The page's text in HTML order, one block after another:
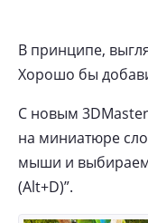
В принципе,
Хорошо бы
С новым
на миниатюре
мыши и выбираем
(Alt+D)”.